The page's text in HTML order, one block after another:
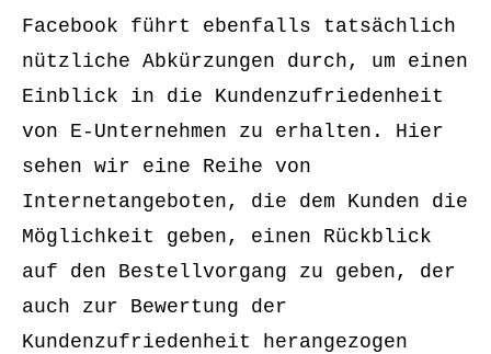
Facebook führt ebenfalls tatsächlich
nützliche Abkürzungen durch, um einen
Einblick in die Kundenzufriedenheit
von E-Unternehmen zu erhalten. Hier
sehen wir eine Reihe von
Internetangeboten, die dem Kunden die
Möglichkeit geben, einen Rückblick
auf den Bestellvorgang zu geben, der
auch zur Bewertung der
Kundenzufriedenheit herangezogen